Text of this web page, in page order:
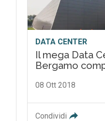
DATA CENTER
Il mega Data
Bergamo
08 Ott 2018
Condividi